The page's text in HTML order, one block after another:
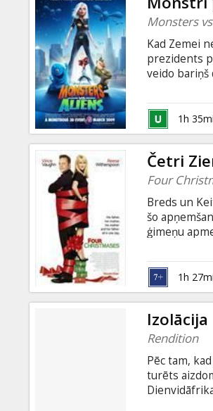
Monsters
Kad Zemei
prezidents
veido bariņš
1h
Četri
Four
Breds un
šo
ģimeņu
Lomās:
Dwight
krievu
1h
Izolācija
Rendition
Pēc tam,
turēts